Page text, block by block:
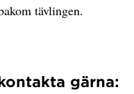
tävlingen.
gärna: